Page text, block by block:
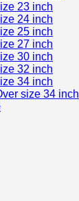
23 inch
24 inch
25 inch
27 inch
30 inch
32 inch
34 inch
size 34 inch